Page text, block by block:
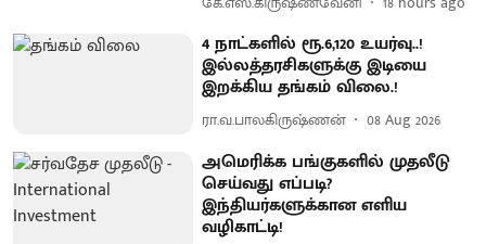
4 நாட்களில் ரூ.6,120 உயர்வு..!
இல்லத்தரசிகளுக்கு இடியை
இறக்கிய தங்கம் விலை.!
ரா.வ.பாலகிருஷ்ணன் 08 Aug 2026
அமெரிக்க பங்குகளில் முதலீடு
செய்வது எப்படி?
இந்தியர்களுக்கான எளிய
வழிகாட்டி!